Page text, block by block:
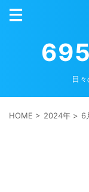
日
HOME > 2024年 > 6